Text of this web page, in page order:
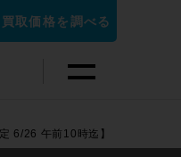
取価格を調べる
6/26 午前10時迄】